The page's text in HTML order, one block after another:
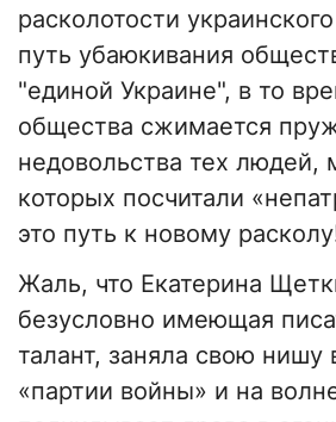
расколотости
путь убаюкивания
"единой Украине", в то
общества сжимается
недовольства тех людей,
которых посчитали
это путь к новому
Жаль, что Екатерина
безусловно имеющая
талант, заняла свою нишу
«партии войны» и на